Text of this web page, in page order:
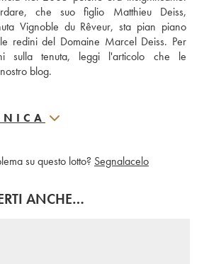
che suo figlio Matthieu Deiss,
Vignoble du Rêveur, sta pian piano
redini del Domaine Marcel Deiss. Per
sulla tenuta, leggi l'articolo che le
blog.
su questo lotto? Segnalacelo
ANCHE…